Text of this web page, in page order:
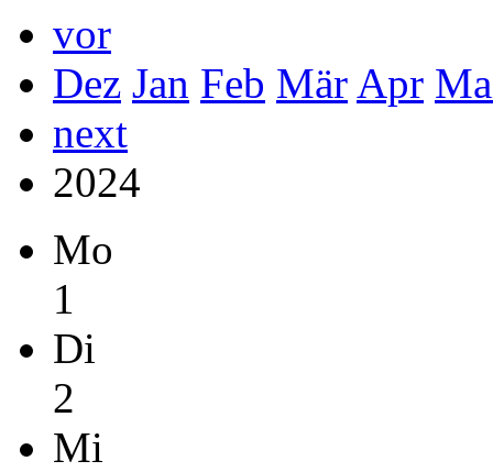
vor
Dez Jan Feb Mär Apr
next
2024
Mo
1
Di
2
Mi